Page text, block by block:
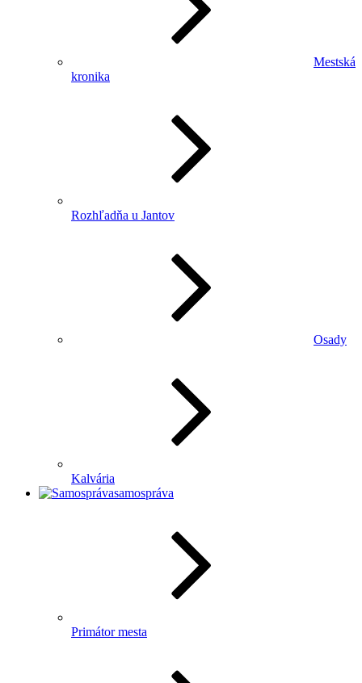
Mestská
kronika
Rozhľadňa u Jantov
Osady
Kalvária
samospráva
Primátor mesta